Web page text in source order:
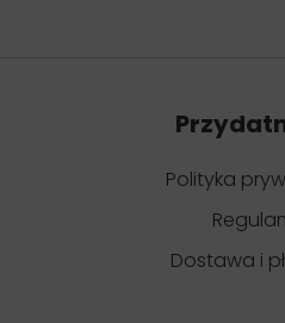
Polityka
Dostawa i